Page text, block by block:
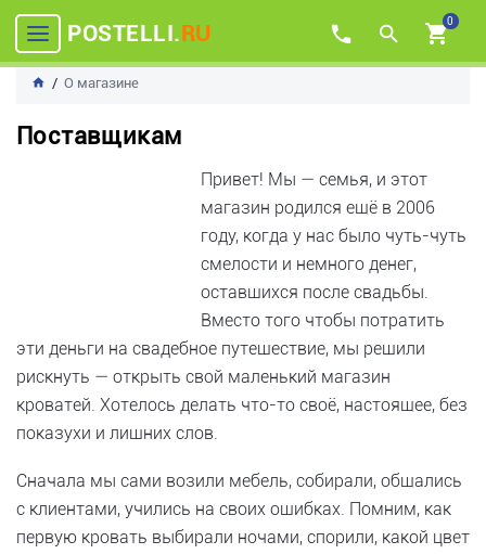
POSTELLI.RU 0
О магазине
Поставщикам
Привет! Мы — семья, и этот
магазин родился ещё в 2006
году, когда у нас было чуть-чуть
смелости и немного денег,
оставшихся после свадьбы.
Вместо того чтобы потратить
эти деньги на свадебное путешествие, мы решили
рискнуть — открыть свой маленький магазин
кроватей. Хотелось делать что-то своё, настоящее, без
показухи и лишних слов.
Сначала мы сами возили мебель, собирали, общались
с клиентами, учились на своих ошибках. Помним, как
первую кровать выбирали ночами, спорили, какой цвет